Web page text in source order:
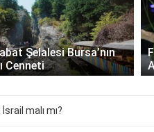
Denizatı Görmek Ne
Gelir?
malı mı?